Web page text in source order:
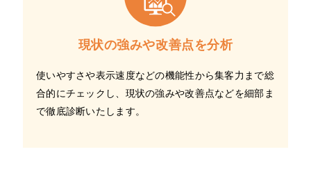
現状の強みや改善点を分析
使いやすさや表示速度などの機能性から集客力まで総
合的にチェックし、現状の強みや改善点などを細部ま
で徹底診断いたします。